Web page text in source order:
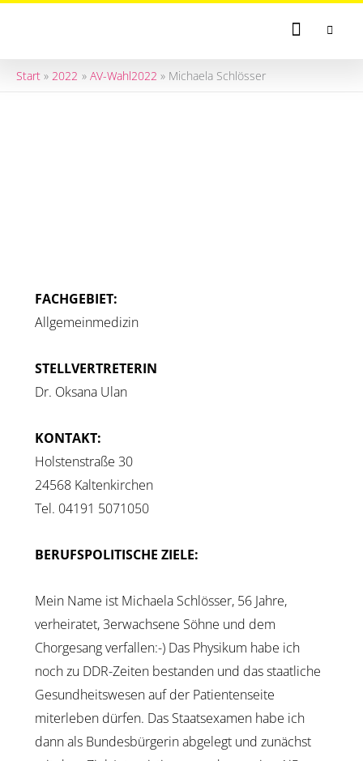
Start 2022 AV-Wahl2022 Michaela Schlösser
FACHGEBIET:
Allgemeinmedizin
STELLVERTRETERIN
Dr. Oksana Ulan
KONTAKT:
Holstenstraße 30
24568 Kaltenkirchen
Tel. 04191 5071050
BERUFSPOLITISCHE ZIELE:
Mein Name ist Michaela Schlösser, 56 Jahre,
verheiratet, 3erwachsene Söhne und dem
Chorgesang verfallen:-) Das Physikum habe ich
noch zu DDR-Zeiten bestanden und das staatliche
Gesundheitswesen auf der Patientenseite
miterleben dürfen. Das Staatsexamen habe ich
dann als Bundesbürgerin abgelegt und zunächst